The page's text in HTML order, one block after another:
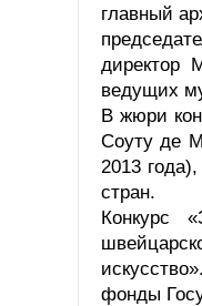
главный
директор
ведущих
В жюри
Соуту де
2013
стран.
Конкурс
фонды